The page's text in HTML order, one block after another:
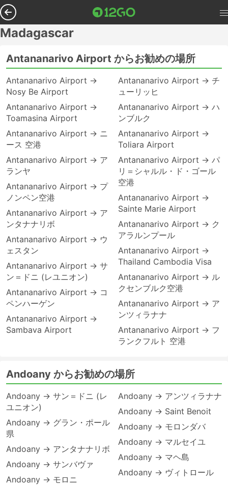
Madagascar
Antananarivo Airport からお勧めの場所
Antananarivo Airport →
Nosy Be Airport
Antananarivo Airport →
Toamasina Airport
Antananarivo Airport → ニ
ース 空港
Antananarivo Airport → ア
ランヤ
Antananarivo Airport → プ
ノンペン空港
Antananarivo Airport → ア
ンタナナリボ
Antananarivo Airport → ウ
ェスタン
Antananarivo Airport → サ
ン＝ドニ (レユニオン)
Antananarivo Airport → コ
ペンハーゲン
Antananarivo Airport →
Sambava Airport
Antananarivo Airport → チ
ューリッヒ
Antananarivo Airport → ハ
ンブルク
Antananarivo Airport →
Toliara Airport
Antananarivo Airport → パ
リ＝シャルル・ド・ゴール
空港
Antananarivo Airport →
Sainte Marie Airport
Antananarivo Airport → ク
アラルンプール
Antananarivo Airport →
Thailand Cambodia Visa
Antananarivo Airport → ル
クセンブルク空港
Antananarivo Airport → ア
ンツィラナナ
Antananarivo Airport → フ
ランクフルト 空港
Andoany からお勧めの場所
Andoany → サン＝ドニ (レ
ユニオン)
Andoany → グラン・ポール
県
Andoany → アンタナナリボ
Andoany → サンバヴァ
Andoany → モロニ
Andoany → アンツィラナナ
Andoany → Saint Benoit
Andoany → モロンダバ
Andoany → マルセイユ
Andoany → マヘ島
Andoany → ヴィトロール